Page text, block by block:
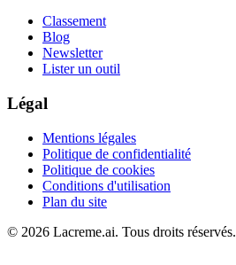
Classement
Blog
Newsletter
Lister un outil
Légal
Mentions légales
Politique de confidentialité
Politique de cookies
Conditions d'utilisation
Plan du site
© 2026 Lacreme.ai. Tous droits réservés.